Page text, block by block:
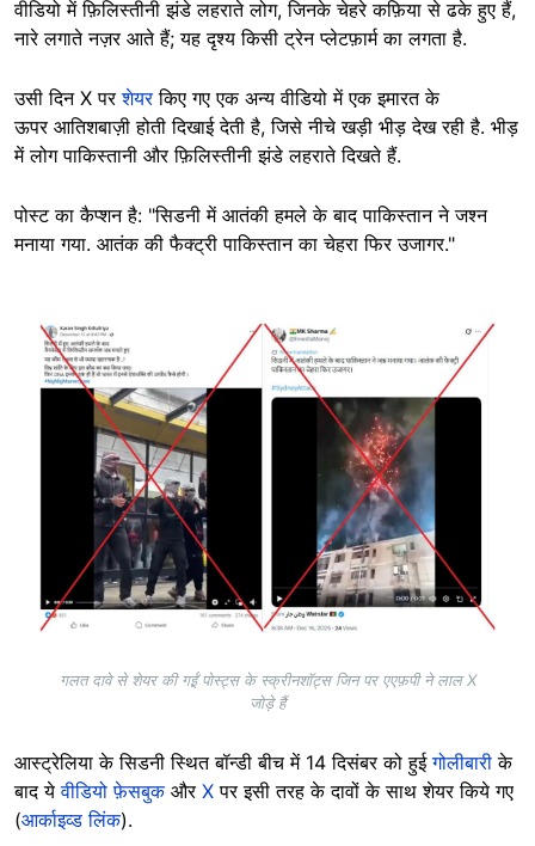
वीडियो में फ़िलिस्तीनी झंडे लहराते लोग, जिनके चेहरे कफ़िया से ढके हुए हैं,
नारे लगाते नज़र आते हैं; यह दृश्य किसी ट्रेन प्लेटफ़ार्म का लगता है.
उसी दिन X परशेयरकिए गए एक अन्य वीडियो में एक इमारत के
ऊपर आतिशबाज़ी होती दिखाई देती है, जिसे नीचे खड़ी भीड़ देख रही है. भीड़
में लोग पाकिस्तानी और फ़िलिस्तीनी झंडे लहराते दिखते हैं.
पोस्ट का कैप्शन है: "सिडनी में आतंकी हमले के बाद पाकिस्तान ने जश्न
मनाया गया. आतंक की फैक्ट्री पाकिस्तान का चेहरा फिर उजागर."
Image
गलत दावे से शेयर की गई़ं पोस्ट्स के स्क्रीनशॉट्स जिन पर एएफ़पी ने लाल X
जोड़े हैं
आस्ट्रेलिया के सिडनी स्थित बॉन्डी बीच में 14 दिसंबर को हुईगोलीबारीके
बाद येवीडियोफ़ेसबुक और X पर इसी तरह के दावों के साथ शेयर किये गए
(आर्काइव्ड लिंक).